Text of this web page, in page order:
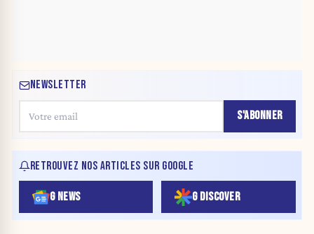
NEWSLETTER
S'ABONNER
RETROUVEZ NOS ARTICLES SUR GOOGLE
G NEWS G DISCOVER